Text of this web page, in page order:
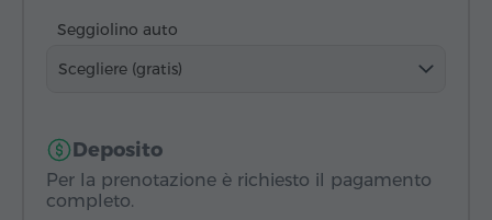
Seggiolino auto
Scegliere (gratis)
Deposito
Per la prenotazione è richiesto il pagamento
completo.